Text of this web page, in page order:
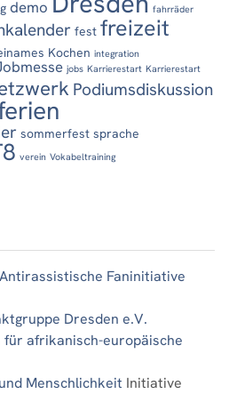
demo
fahrräder
fest freizeit
Kochen integration
jobs Karrierestart Karrierestart
Podiumsdiskussion
sommerfest sprache
verein Vokabeltraining
Faninitiative
Dresden e.V.
für afrikanisch-europäische
Menschlichkeit Initiative